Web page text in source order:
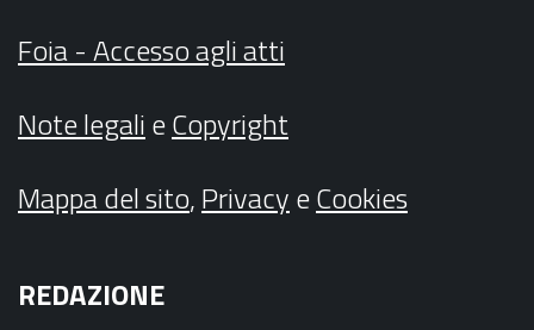
Foia - Accesso agli atti
Note legalieCopyright
Mappa del sito,PrivacyeCookies
REDAZIONE